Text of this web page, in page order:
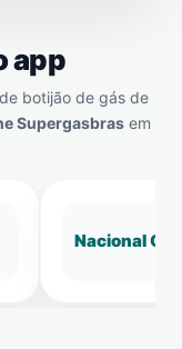
app
botijão de gás de
Supergasbras em
Nacional Gás